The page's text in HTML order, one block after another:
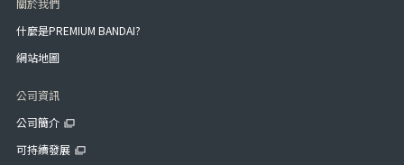
什麼是PREMIUM BANDAI?
網站地圖
公司資訊
公司簡介
可持續發展